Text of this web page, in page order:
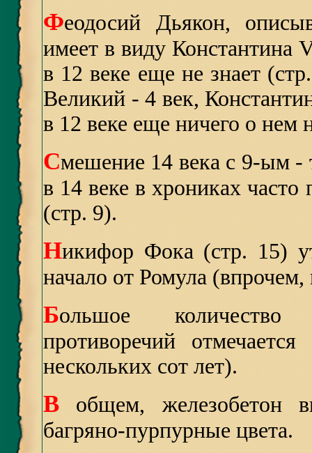
Феодосий Дьякон,
имеет в виду Константина
в 12 веке еще не знает
Великий - 4 век,
в 12 веке еще ничего о нем
Смешение 14 века с 9-ым -
в 14 веке в хрониках
(стр. 9).
Никифор Фока (стр. 15)
начало от Ромула
Большое количество
противоречий
нескольких сот лет).
В
общем, железобетон
багряно-пурпурные цвета.